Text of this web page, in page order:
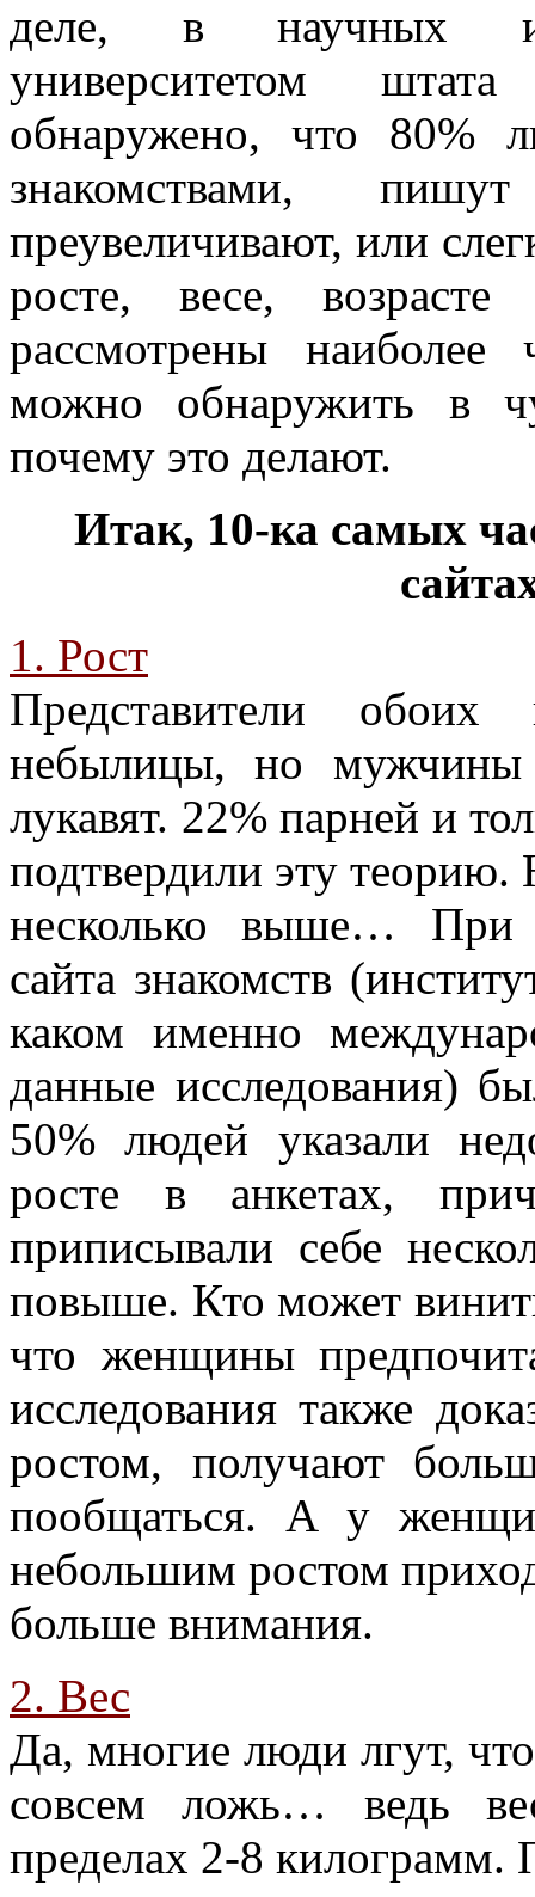
деле, в научных
университетом
обнаружено, что 80%
знакомствами,
преувеличивают, или
росте, весе,
рассмотрены
можно обнаружить в
почему это делают.
Итак, 10-ка самых
1. Рост
Представители обоих
небылицы, но
лукавят. 22% парней и
подтвердили эту
несколько выше… При
сайта знакомств
каком именно
данные исследования)
50% людей указали
росте в анкетах,
приписывали себе
повыше. Кто может
что женщины
исследования также
ростом, получают
пообщаться. А у
небольшим ростом
больше внимания.
2. Вес
Да, многие люди лгут,
совсем ложь… ведь
пределах 2-8